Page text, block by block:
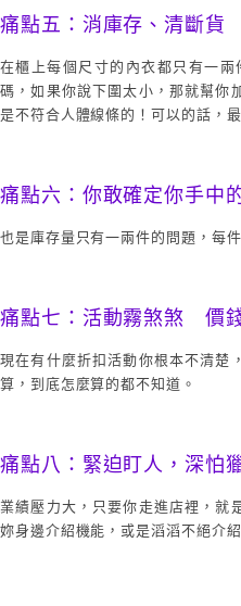
痛點五：消庫存、清斷
在櫃上每個尺寸的內衣都只有一
碼，如果你說下圍太小，那就幫你
是不符合人體線條的！可以的話，
痛點六：你敢確定你手中
也是庫存量只有一兩件的問題，每
痛點七：活動霧煞煞 價
現在有什麼折扣活動你根本不清楚
算，到底怎麼算的都不知道。
痛點八：緊迫盯人，深怕
業績壓力大，只要你走進店裡，就
妳身邊介紹機能，或是滔滔不絕介